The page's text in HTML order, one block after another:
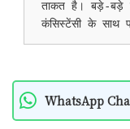
ताकत है। बड़े-बड़े
कंसिस्टेंसी के साथ
WhatsApp